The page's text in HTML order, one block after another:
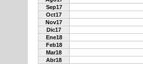
Sep17
Oct17
Nov17
Dic17
Ene18
Feb18
Mar18
Abr18